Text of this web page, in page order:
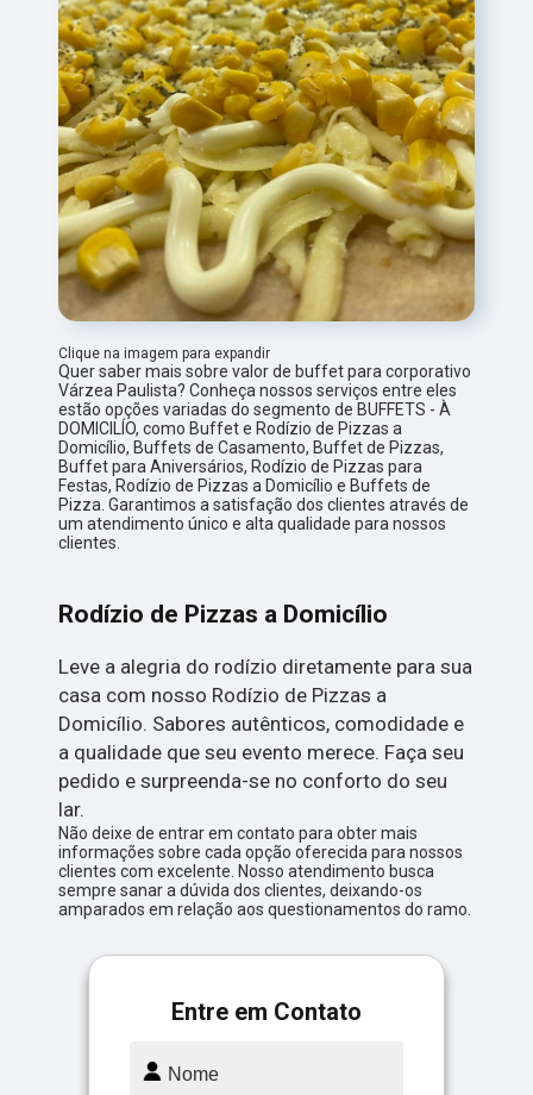
Clique na imagem para expandir
Quer saber mais sobre valor de buffet para corporativo
Várzea Paulista? Conheça nossos serviços entre eles
estão opções variadas do segmento de BUFFETS - À
DOMICILÍO, como Buffet e Rodízio de Pizzas a
Domicílio, Buffets de Casamento, Buffet de Pizzas,
Buffet para Aniversários, Rodízio de Pizzas para
Festas, Rodízio de Pizzas a Domicílio e Buffets de
Pizza. Garantimos a satisfação dos clientes através de
um atendimento único e alta qualidade para nossos
clientes.
Rodízio de Pizzas a Domicílio
Leve a alegria do rodízio diretamente para sua
casa com nosso Rodízio de Pizzas a
Domicílio. Sabores autênticos, comodidade e
a qualidade que seu evento merece. Faça seu
pedido e surpreenda-se no conforto do seu
lar.
Não deixe de entrar em contato para obter mais
informações sobre cada opção oferecida para nossos
clientes com excelente. Nosso atendimento busca
sempre sanar a dúvida dos clientes, deixando-os
amparados em relação aos questionamentos do ramo.
Entre em Contato